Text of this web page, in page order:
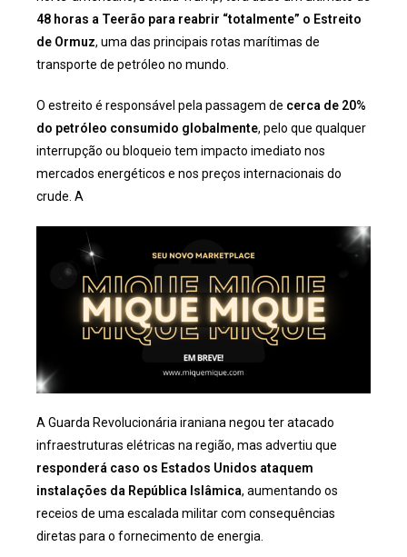
48 horas a Teerão para reabrir “totalmente” o Estreito
de Ormuz, uma das principais rotas marítimas de
transporte de petróleo no mundo.
O estreito é responsável pela passagem de cerca de 20%
do petróleo consumido globalmente, pelo que qualquer
interrupção ou bloqueio tem impacto imediato nos
mercados energéticos e nos preços internacionais do
crude. A
A Guarda Revolucionária iraniana negou ter atacado
infraestruturas elétricas na região, mas advertiu que
responderá caso os Estados Unidos ataquem
instalações da República Islâmica, aumentando os
receios de uma escalada militar com consequências
diretas para o fornecimento de energia.